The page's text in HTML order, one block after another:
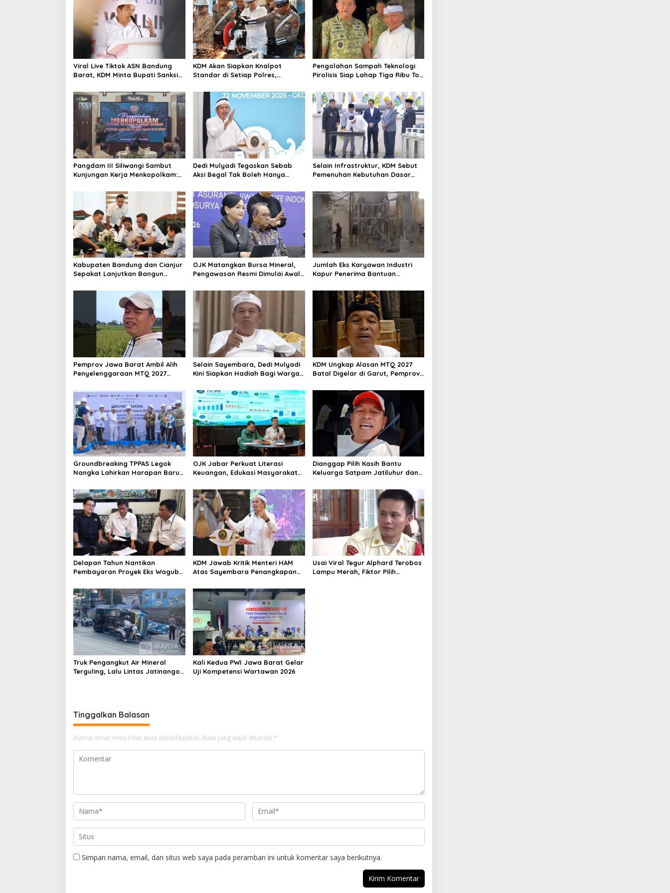
a
s
i
p
o
s
Viral Live Tiktok ASN Bandung
Barat, KDM Minta Bupati Sanksi
KDM Akan Siapkan Knalpot
Standar di Setiap Polres,
Tertangkap Langsung Ganti
Pengolahan Sampah Teknologi
Pirolisis Siap Lahap Tiga Ribu Ton
Pangdam III Siliwangi Sambut
Kunjungan Kerja Menkopolkam:
Dedi Mulyadi Tegaskan Sebab
Aksi Begal Tak Boleh Hanya
Selain Infrastruktur, KDM Sebut
Pemenuhan Kebutuhan Dasar
Jabar 2027
Kabupaten Bandung dan Cianjur
Sepakat Lanjutkan Bangun
Pertumbuhan Ekonomi Daerah
OJK Matangkan Bursa Mineral,
Pengawasan Resmi Dimulai Awal
Jumlah Eks Karyawan Industri
Kapur Penerima Bantuan
Identifikasi
Pemprov Jawa Barat Ambil Alih
Penyelenggaraan MTQ 2027
Rumah
Selain Sayembara, Dedi Mulyadi
Kini Siapkan Hadiah Bagi Warga
Narkotika
KDM Ungkap Alasan MTQ 2027
Batal Digelar di Garut, Pemprov
Groundbreaking TPPAS Legok
Nangka Lahirkan Harapan Baru
Raya
OJK Jabar Perkuat Literasi
Keuangan, Edukasi Masyarakat
Dianggap Pilih Kasih Bantu
Keluarga Satpam Jatiluhur dan
Dedi Mulyadi
Delapan Tahun Nantikan
Pembayaran Proyek Eks Wagub
Akui Merugi 3,9 Miliar
KDM Jawab Kritik Menteri HAM
Atas Sayembara Penangkapan
Usai Viral Tegur Alphard Terobos
Lampu Merah, Fiktor Pilih
Truk Pengangkut Air Mineral
Terguling, Lalu Lintas Jatinangor
Kali Kedua PWI Jawa Barat Gelar
Uji Kompetensi Wartawan 2026
Tinggalkan Balasan
Alamat email Anda tidak akan dipublikasikan. Ruas yang wajib ditandai *
Simpan nama, email, dan situs web saya pada peramban ini untuk komentar saya berikutnya.